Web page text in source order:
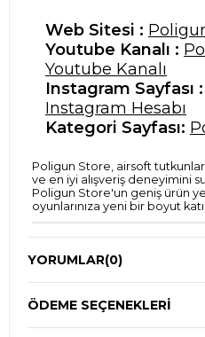
Web Sitesi :
Youtube Kanalı :
Youtube Kanalı
Instagram Sayfası :
Instagram Hesabı
Kategori Sayfası:
Poligun Store, airsoft
ve en iyi alışveriş deneyimini
Poligun Store'un geniş ürün
oyunlarınıza yeni bir boyut
YORUMLAR(0)
ÖDEME SEÇENEKLERI